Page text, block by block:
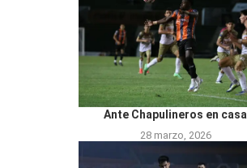
Ante Chapulineros en casa
28 marzo, 2026